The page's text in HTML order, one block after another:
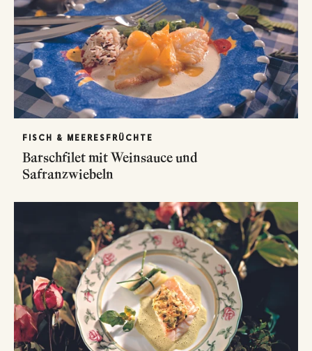
FISCH & MEERESFRÜCHTE
Barschfilet mit Weinsauce und
Safranzwiebeln